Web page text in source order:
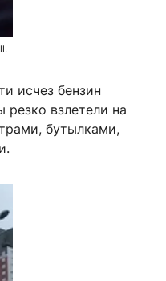
исчез бензин
взлетели на
бутылками,